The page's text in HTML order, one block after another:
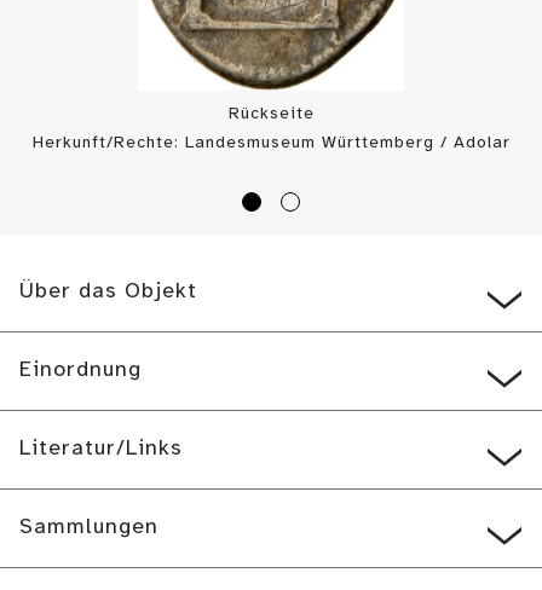
Rückseite
Herkunft/Rechte: Landesmuseum Württemberg / Adolar
Über das Objekt
Einordnung
Literatur/Links
Sammlungen